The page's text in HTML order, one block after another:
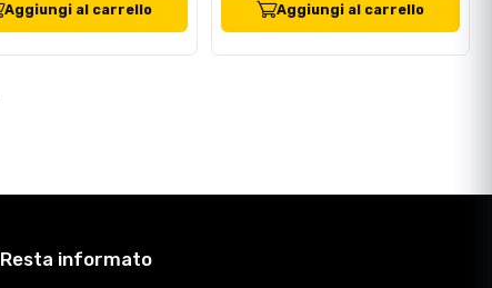
Aggiungi al carrello Aggiungi al carrello
Resta informato